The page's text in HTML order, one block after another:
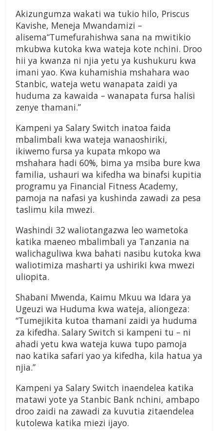
Akizungumza wakati wa tukio hilo, Priscus
Kavishe, Meneja Mwandamizi –
alisema“Tumefurahishwa sana na mwitikio
mkubwa kutoka kwa wateja kote nchini. Droo
hii ya kwanza ni njia yetu ya kushukuru kwa
imani yao. Kwa kuhamishia mshahara wao
Stanbic, wateja wetu wanapata zaidi ya
huduma za kawaida – wanapata fursa halisi
zenye thamani.”
Kampeni ya Salary Switch inatoa faida
mbalimbali kwa wateja wanaoshiriki,
ikiwemo fursa ya kupata mkopo wa
mshahara hadi 60%, bima ya msiba bure kwa
familia, ushauri wa kifedha wa binafsi kupitia
programu ya Financial Fitness Academy,
pamoja na nafasi ya kushinda zawadi za pesa
taslimu kila mwezi.
Washindi 32 waliotangazwa leo wametoka
katika maeneo mbalimbali ya Tanzania na
walichaguliwa kwa bahati nasibu kutoka kwa
waliotimiza masharti ya ushiriki kwa mwezi
uliopita.
Shabani Mwenda, Kaimu Mkuu wa Idara ya
Ugeuzi wa Huduma kwa wateja, aliongeza:
“Tumejikita kutoa thamani zaidi ya huduma
za kifedha. Salary Switch si kampeni tu – ni
ahadi yetu kwa wateja kuwa tupo pamoja
nao katika safari yao ya kifedha, kila hatua ya
njia.”
Kampeni ya Salary Switch inaendelea katika
matawi yote ya Stanbic Bank nchini, ambapo
droo zaidi na zawadi za kuvutia zitaendelea
kutolewa katika miezi ijayo.